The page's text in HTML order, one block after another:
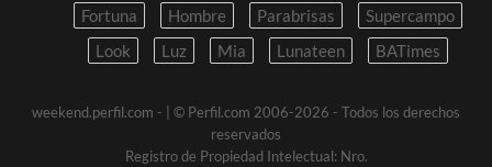
Fortuna
Hombre Parabrisas
Supercampo
Look
Luz Mia Lunateen BATimes
weekend.perfil.com -
| © Perfil.com 2006-2026 - Todos los derechos
reservados
Registro de Propiedad Intelectual: Nro.